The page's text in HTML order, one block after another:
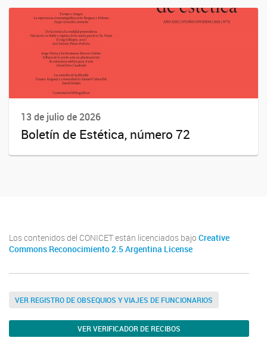
13 de julio de 2026
Boletín de Estética, número 72
Los contenidos del CONICET están licenciados bajo Creative
Commons Reconocimiento 2.5 Argentina License
VER REGISTRO DE OBSEQUIOS Y VIAJES DE FUNCIONARIOS
VER VERIFICADOR DE RECIBOS